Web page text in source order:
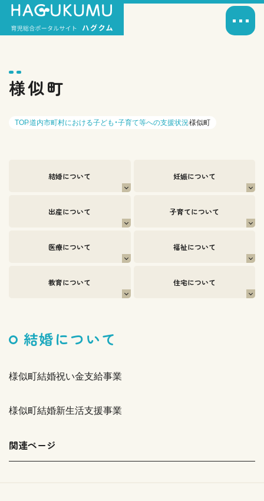
様似町
TOP道内市町村における子ども・子育て等への支援状況様似町
結婚について 妊娠について
出産について 子育てについて
医療について 福祉について
教育について 住宅について
結婚について
様似町結婚祝い金支給事業
様似町結婚新生活支援事業
関連ページ